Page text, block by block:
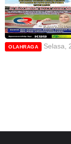
OLAHRAGA Selasa,